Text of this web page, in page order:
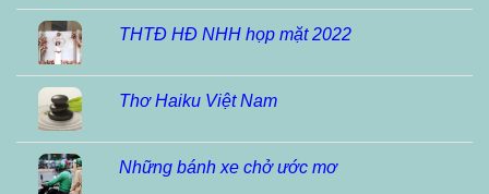
THTĐ HĐ NHH họp mặt 2022
Thơ Haiku Việt Nam
Những bánh xe chở ước mơ